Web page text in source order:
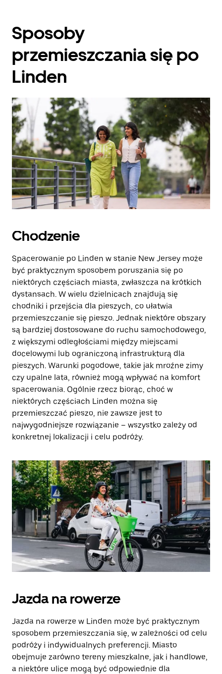
do
kalendarza
datę.
Naciśnij
klawisz
„Escape”,
zamknąć
kalendarz.
Sposoby
przemieszczania się po
Linden
Chodzenie
Spacerowanie po Linden w stanie New Jersey może
być praktycznym sposobem poruszania się po
niektórych częściach miasta, zwłaszcza na krótkich
dystansach. W wielu dzielnicach znajdują się
chodniki i przejścia dla pieszych, co ułatwia
przemieszczanie się pieszo. Jednak niektóre obszary
są bardziej dostosowane do ruchu samochodowego,
z większymi odległościami między miejscami
docelowymi lub ograniczoną infrastrukturą dla
pieszych. Warunki pogodowe, takie jak mroźne zimy
czy upalne lata, również mogą wpływać na komfort
spacerowania. Ogólnie rzecz biorąc, choć w
niektórych częściach Linden można się
przemieszczać pieszo, nie zawsze jest to
najwygodniejsze rozwiązanie – wszystko zależy od
konkretnej lokalizacji i celu podróży.
Jazda na rowerze
Jazda na rowerze w Linden może być praktycznym
sposobem przemieszczania się, w zależności od celu
podróży i indywidualnych preferencji. Miasto
obejmuje zarówno tereny mieszkalne, jak i handlowe,
a niektóre ulice mogą być odpowiednie dla